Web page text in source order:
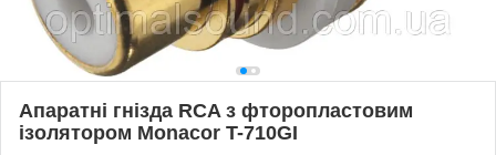
Апаратні гнізда RCA з фторопластовим
ізолятором Monacor T-710GI